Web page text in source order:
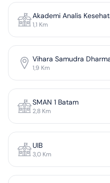
Akademi Analis
1,1 Km
Vihara Samudra
1,9 Km
SMAN 1 Batam
2,8 Km
UIB
3,0 Km